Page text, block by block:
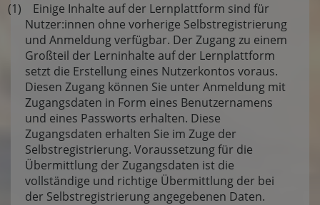
(1) Einige Inhalte auf der Lernplattform sind für
Nutzer:innen ohne vorherige Selbstregistrierung
und Anmeldung verfügbar. Der Zugang zu einem
Großteil der Lerninhalte auf der Lernplattform
setzt die Erstellung eines Nutzerkontos voraus.
Diesen Zugang können Sie unter Anmeldung mit
Zugangsdaten in Form eines Benutzernamens
und eines Passworts erhalten. Diese
Zugangsdaten erhalten Sie im Zuge der
Selbstregistrierung. Voraussetzung für die
Übermittlung der Zugangsdaten ist die
vollständige und richtige Übermittlung der bei
der Selbstregistrierung angegebenen Daten.